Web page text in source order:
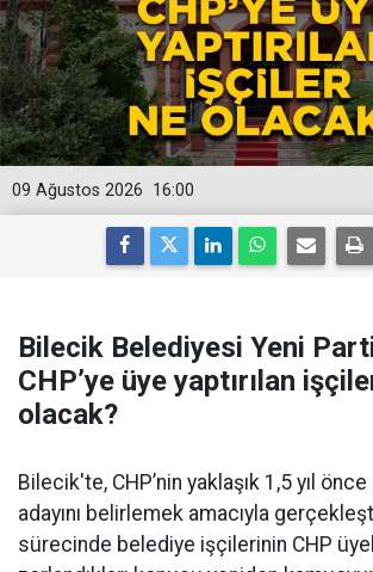
16:00
09 Ağustos 2026
Bilecik Belediyesi Yeni
CHP’ye üye yaptırılan
olacak?
Bilecik'te, CHP’nin yaklaşık 1,5 yıl
adayını belirlemek amacıyla
sürecinde belediye işçilerinin CHP